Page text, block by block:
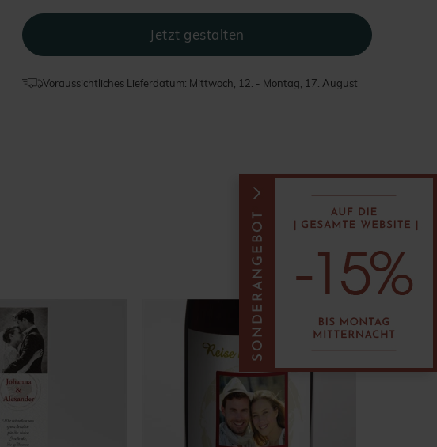
Voraussichtliches Lieferdatum: Mittwoch, 12. - Montag, 17. August